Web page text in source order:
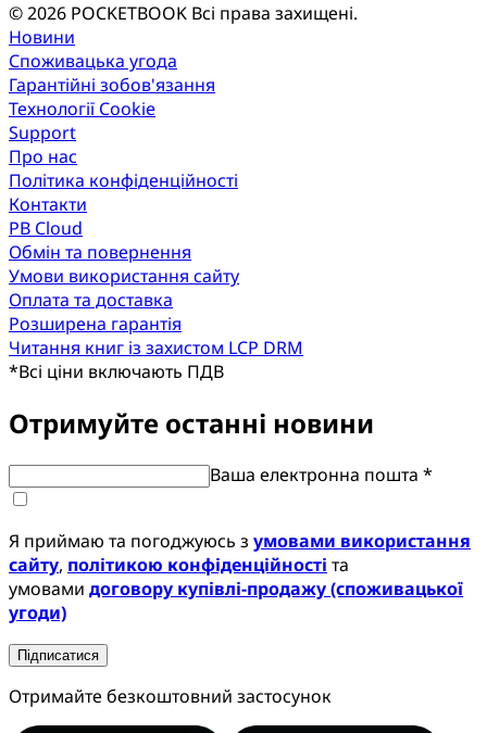
© 2026 POCKETBOOK Всі права захищені.
Новини
Споживацька угода
Гарантійні зобов'язання
Технології Cookie
Support
Про нас
Політика конфіденційності
Контакти
PB Cloud
Обмін та повернення
Умови використання сайту
Оплата та доставка
Розширена гарантія
Читання книг із захистом LCP DRM
*Всі ціни включають ПДВ
Отримуйте останні новини
Ваша електронна пошта *
Я приймаю та погоджуюсь з умовами використання
сайту, політикою конфіденційності та
умовами договору купівлі-продажу (споживацької
угоди)
Підписатися
Отримайте безкоштовний застосунок